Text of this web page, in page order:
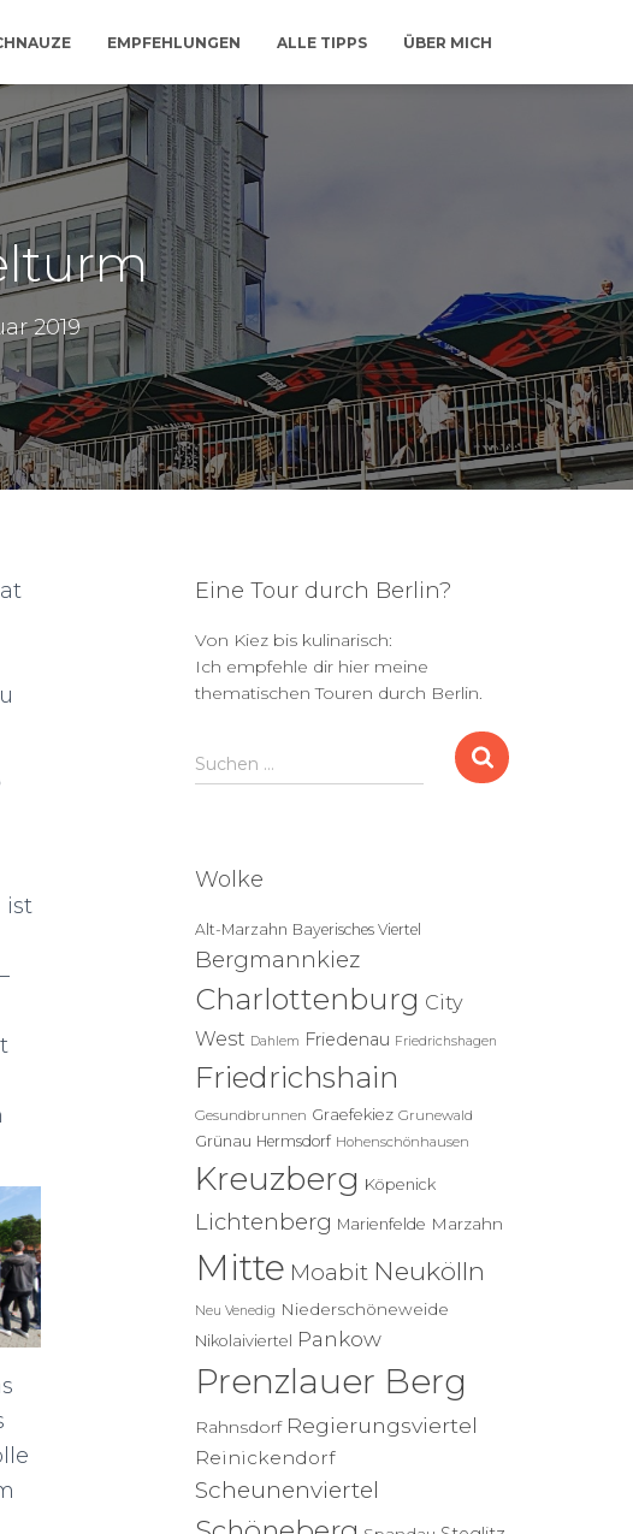
EMPFEHLUNGEN ALLE TIPPS ÜBER MICH
2019
ist
Eine Tour durch Berlin?
Von Kiez bis kulinarisch:
Ich empfehle dir hier meine
thematischen Touren durch Berlin.
S
u
n
a
c
h
Suchen …
Wolke
Alt-Marzahn Bayerisches Viertel
Bergmannkiez
Charlottenburg City
West Dahlem Friedenau Friedrichshagen
Friedrichshain
Gesundbrunnen Graefekiez Grunewald
Grünau Hermsdorf Hohenschönhausen
Kreuzberg Köpenick
Lichtenberg Marienfelde Marzahn
Mitte Moabit Neukölln
Neu Venedig Niederschöneweide
Nikolaiviertel Pankow
Prenzlauer Berg
Rahnsdorf Regierungsviertel
Reinickendorf
Scheunenviertel